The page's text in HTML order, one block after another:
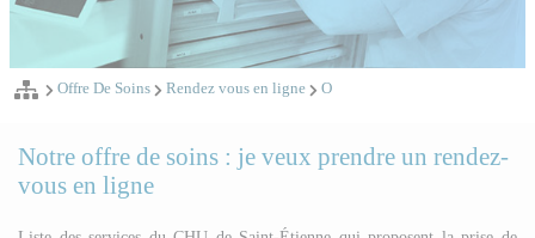
Offre De Soins Rendez vous en ligne O
Notre offre de soins : je veux prendre un rendez-
vous en ligne